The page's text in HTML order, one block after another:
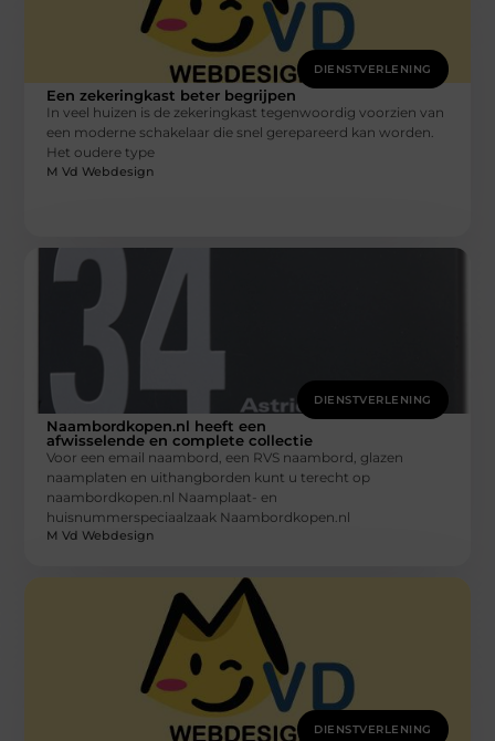
DIENSTVERLENING
Een zekeringkast beter begrijpen
In veel huizen is de zekeringkast tegenwoordig voorzien van
een moderne schakelaar die snel gerepareerd kan worden.
Het oudere type
M Vd Webdesign
DIENSTVERLENING
Naambordkopen.nl heeft een
afwisselende en complete collectie
Voor een email naambord, een RVS naambord, glazen
naamplaten en uithangborden kunt u terecht op
naambordkopen.nl Naamplaat- en
huisnummerspeciaalzaak Naambordkopen.nl
M Vd Webdesign
DIENSTVERLENING